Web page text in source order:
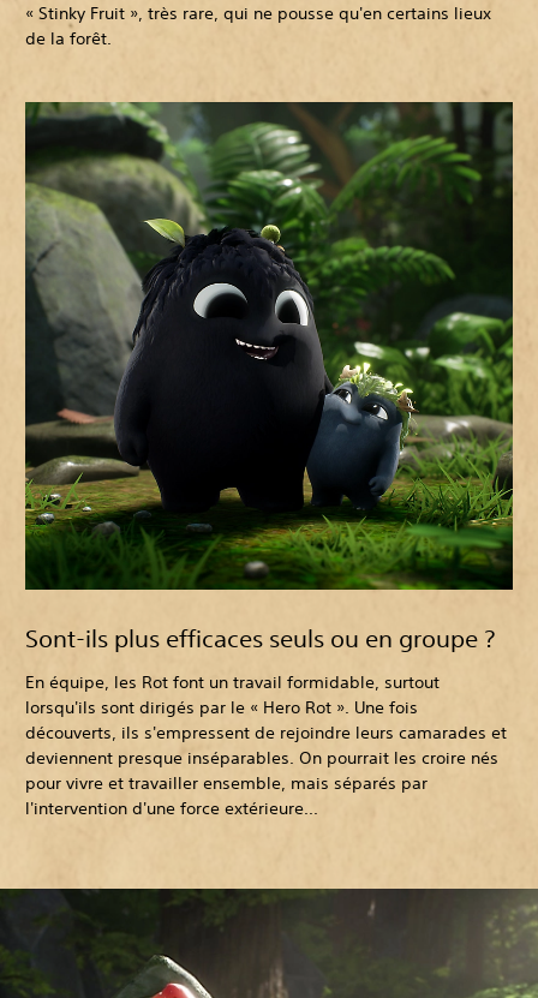
« Stinky Fruit », très rare, qui ne pousse qu'en certains lieux
de la forêt.
Sont-ils plus efficaces seuls ou en groupe ?
En équipe, les Rot font un travail formidable, surtout
lorsqu'ils sont dirigés par le « Hero Rot ». Une fois
découverts, ils s'empressent de rejoindre leurs camarades et
deviennent presque inséparables. On pourrait les croire nés
pour vivre et travailler ensemble, mais séparés par
l'intervention d'une force extérieure...